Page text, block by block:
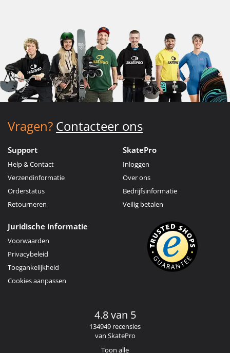
Vragen? Contacteer ons
Support
Help & Contact
Verzendinformatie
Orderstatus
Retourneren
SkatePro
Inloggen
Over ons
Bedrijfsinformatie
Veilig betalen
Juridische informatie
Voorwaarden
Privacybeleid
Toegankelijkheid
Cookies aanpassen
4.8 van 5
134949 recensies
van SkatePro
Toon alle